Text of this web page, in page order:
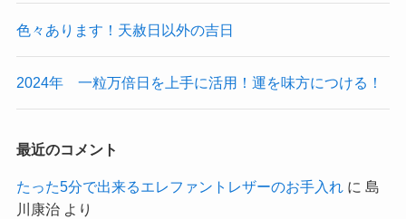
色々あります！天赦日以外の吉日
2024年 一粒万倍日を上手に活用！運を味方につける！
最近のコメント
たった5分で出来るエレファントレザーのお手入れに 島
川康治より